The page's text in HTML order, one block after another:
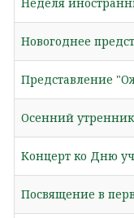
Неделя
Новогоднее
Представление
Осенний
Концерт ко Дню
Посвящение в